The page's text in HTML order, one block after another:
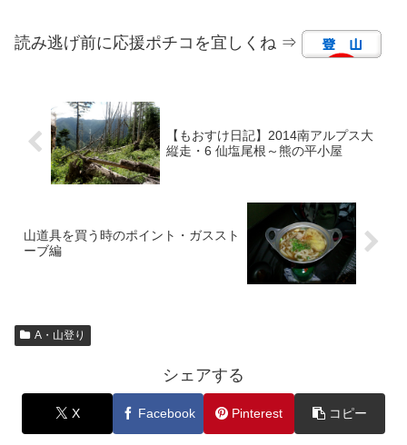
読み逃げ前に応援ポチコを宜しくね ⇒
【もおすけ日記】2014南アルプス大
縦走・6 仙塩尾根～熊の平小屋
山道具を買う時のポイント・ガススト
ーブ編
A・山登り
シェアする
X Facebook Pinterest コピー